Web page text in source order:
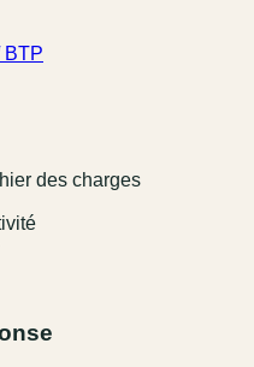
BTP
des charges